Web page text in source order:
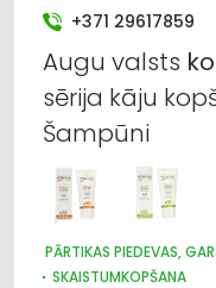
+371 29617859
Augu valsts
sērija kāju
Šampūni
PĀRTIKAS PIEDEVAS,
SKAISTUMKOPŠANA